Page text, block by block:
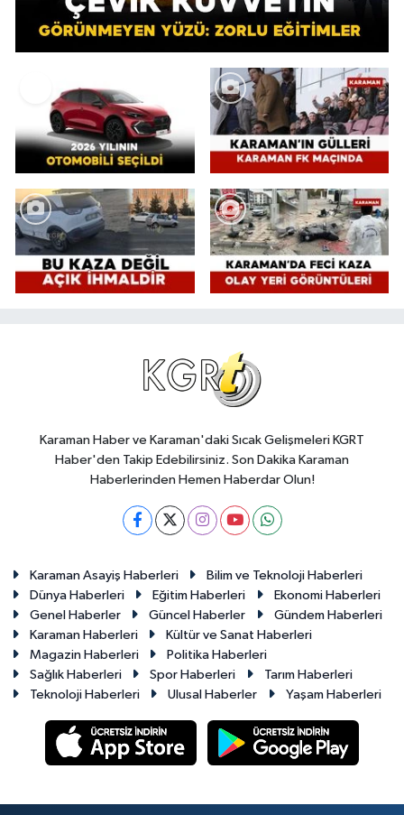
Karaman Haber ve Karaman'daki Sıcak Gelişmeleri KGRT
Haber'den Takip Edebilirsiniz. Son Dakika Karaman
Haberlerinden Hemen Haberdar Olun!
Karaman Asayiş Haberleri
Bilim ve Teknoloji Haberleri
Dünya Haberleri
Eğitim Haberleri
Ekonomi Haberleri
Genel Haberler
Güncel Haberler
Gündem Haberleri
Karaman Haberleri
Kültür ve Sanat Haberleri
Magazin Haberleri
Politika Haberleri
Sağlık Haberleri
Spor Haberleri
Tarım Haberleri
Teknoloji Haberleri
Ulusal Haberler Yaşam Haberleri